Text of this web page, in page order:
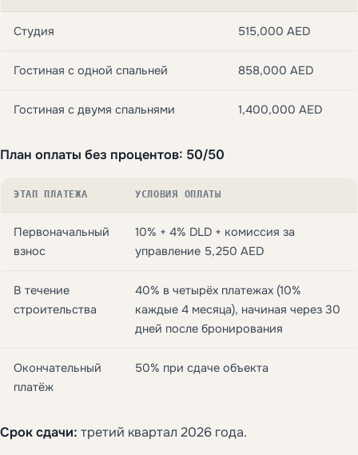
Студия 515,000 AED
Гостиная с одной спальней 858,000 AED
Гостиная с двумя спальнями 1,400,000 AED
План оплаты без процентов: 50/50
ЭТАП ПЛАТЕЖА УСЛОВИЯ ОПЛАТЫ
Первоначальный
взнос
10% + 4% DLD + комиссия за
управление 5,250 AED
В течение
строительства
40% в четырёх платежах (10%
каждые 4 месяца), начиная через 30
дней после бронирования
Окончательный
платёж
50% при сдаче объекта
Срок сдачи: третий квартал 2026 года.